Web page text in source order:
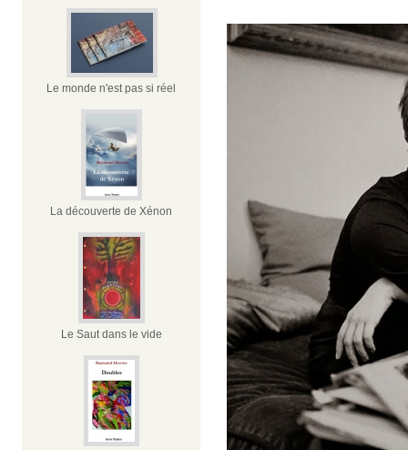
Le monde n'est pas si réel
La découverte de Xénon
Le Saut dans le vide